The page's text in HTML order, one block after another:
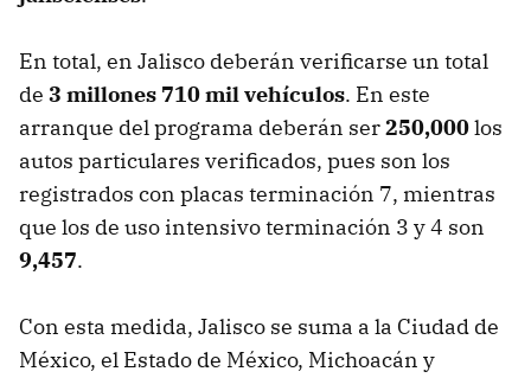
En total, en Jalisco deberán verificarse un total
de 3 millones 710 mil vehículos. En este
arranque del programa deberán ser250,000los
autos particulares verificados, pues son los
registrados con placas terminación 7, mientras
que los de uso intensivo terminación 3 y 4 son
9,457.
Con esta medida, Jalisco se suma a la Ciudad de
México, el Estado de México, Michoacán y